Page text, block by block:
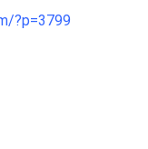
?p=3799